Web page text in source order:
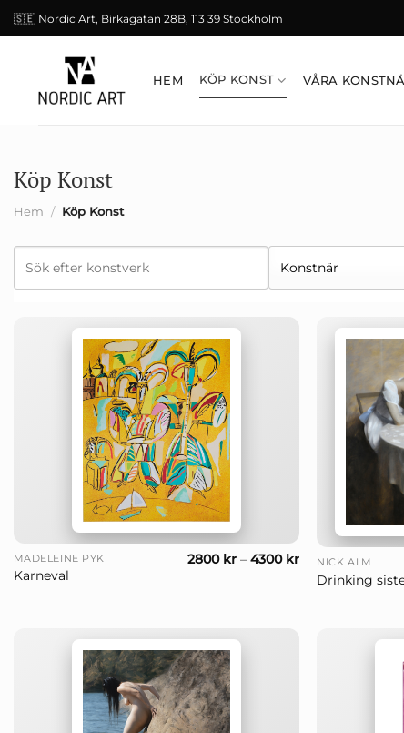
Skip
to
🇸🇪 Nordic Art, Birkagatan 28B, 113 39 Stockholm
HEM KÖP KONST VÅRA
Köp Konst
Hem / Köp Konst
MADELEINE PYK
Karneval
2800 kr– 4300 kr NICK ALM
Drinking